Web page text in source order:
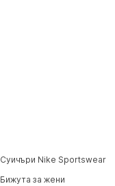
Суичъри Nike Sportswear
Бижута за жени